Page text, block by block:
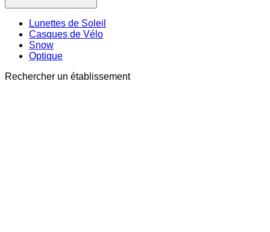
Lunettes de Soleil
Casques de Vélo
Snow
Optique
Rechercher un établissement